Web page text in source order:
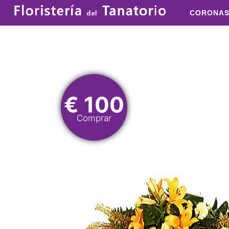
CORONAS
€ 100
Comprar